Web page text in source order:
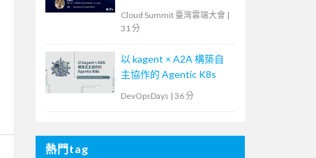
Cloud Summit 臺灣雲端大會 |
31 分
以 kagent × A2A 構築自
主協作的 Agentic K8s
DevOpsDays | 36 分
熱門tag